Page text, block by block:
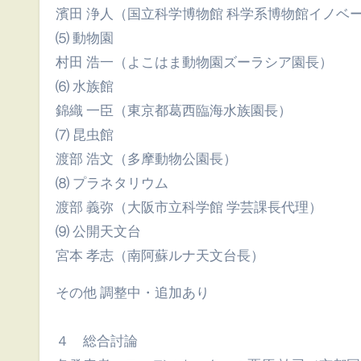
濱田 浄人（国立科学博物館 科学系博物館イノベ
⑸ 動物園
村田 浩一（よこはま動物園ズーラシア園長）
⑹ 水族館
錦織 一臣（東京都葛西臨海水族園長）
⑺ 昆虫館
渡部 浩文（多摩動物公園長）
⑻ プラネタリウム
渡部 義弥（大阪市立科学館 学芸課長代理）
⑼ 公開天文台
宮本 孝志（南阿蘇ルナ天文台長）
その他 調整中・追加あり
４ 総合討論